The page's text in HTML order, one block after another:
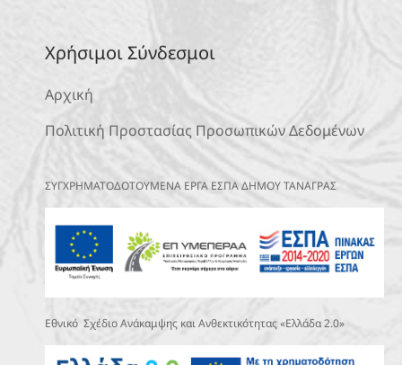
Χρήσιμοι Σύνδεσμοι
Αρχική
Πολιτική Προστασίας Προσωπικών Δεδομένων
ΣΥΓΧΡΗΜΑΤΟΔΟΤΟΥΜΕΝΑ ΕΡΓΑ ΕΣΠΑ ΔΗΜΟΥ ΤΑΝΑΓΡΑΣ
Εθνικό Σχέδιο Ανάκαμψης και Ανθεκτικότητας «Ελλάδα 2.0»